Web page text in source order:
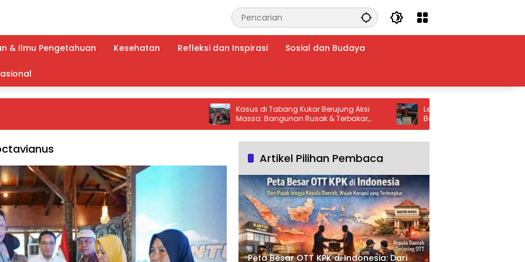
& Ilmu Pengetahuan Kesehatan Refleksi dan Inspirasi Sosial dan Budaya
Kasus di Tabang Kukar Berujung Aksi
Massa: Bangunan Rusak & Terbakar,
Aparat Masih Dalami Dugaan
Lebih dari 24 Jam Viber Link Mati di
Baledono, Pelanggan Pertanyakan
Kepastian Penanganan
Artikel Pilihan Pembaca
Peta Besar OTT KPK di Indonesia: Dari